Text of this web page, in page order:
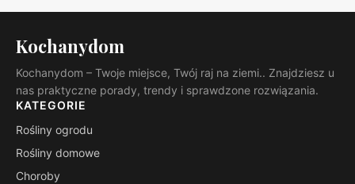
Kochanydom
Kochanydom – Twoje miejsce, Twój raj na ziemi.. Znajdziesz u
nas praktyczne porady, trendy i sprawdzone rozwiązania.
KATEGORIE
Rośliny ogrodu
Rośliny domowe
Choroby